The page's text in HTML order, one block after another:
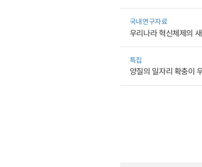
국내연구자료
우리나라 혁신체제의
특집
양질의 일자리 확충이